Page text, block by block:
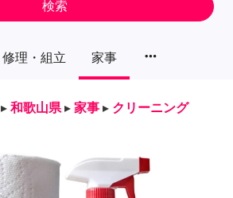
修理・組立 家事 more_horiz
検索
▸ 和歌山県 ▸ 家事 ▸ クリーニング